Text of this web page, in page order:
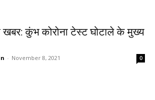
खबर: कुंभ कोरोना टेस्ट घोटाले के मुख्य
- November 8, 2021 0